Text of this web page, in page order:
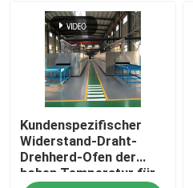
Kundenspezifischer
Widerstand-Draht-
Drehherd-Ofen der
hohen Temperatur für